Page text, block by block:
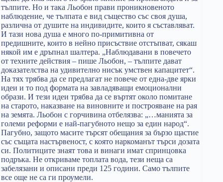
тълпите. Но и така Льобон прави проникновеното
наблюдение, че тълпата е вид същество със своя душа,
различна от душите на индивидите, които я съставляват.
И тази нова душа е много по-примитивна от
предишните, които в нейно присъствие отстъпват, сякаш
някой им е дръпнал шалтера. „Наблюдавани в повечето
от техните действия – пише Льобон, – тълпите дават
доказателства на удивително нисък умствен капацитет“.
На тях трябва да се предлагат не повече от една-две ярки
идеи и то под формата на завладяващи емоционални
образи. И тези идеи трябва да се въртят около помитане
на старото, наказване на виновните и построяване на рая
на земята. Льобон с горчивина отбелязва: „…манията за
големи реформи е най-пагубното нещо за един народ“.
Пагубно, защото масите търсят обещания за бързо щастие
със същата настървеност, с която наркоманът търси дозата
си. Политиците знаят това и винаги имат спринцовка
подръка. Не откриваме топлата вода, тези неща са
забелязани и описани преди 125 години. Само тълпите
все още не са ги проумели.